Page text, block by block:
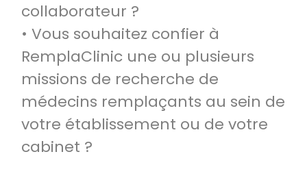
collaborateur ?
• Vous souhaitez confier à
RemplaClinic une ou plusieurs
missions de recherche de
médecins remplaçants au sein de
votre établissement ou de votre
cabinet ?